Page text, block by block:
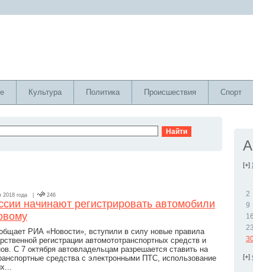
Культура Политика Происшествия Спорт
2018 года | 246
начинают регистрировать автомобили
РИА «Новости», вступили в силу новые правила
регистрации автомототранспортных средств и
С 7 октября автовладельцам разрешается ставить на
средства с электронными ПТС, использование
[+]
2
9
16
23
[+]